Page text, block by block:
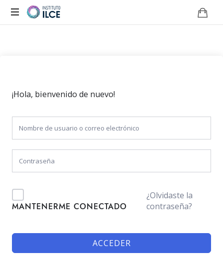
¡Hola, bienvenido de nuevo!
MANTENERME CONECTADO
¿Olvidaste la
contraseña?
ACCEDER